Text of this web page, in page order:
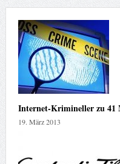
Internet-Krimineller zu
19. März 2013